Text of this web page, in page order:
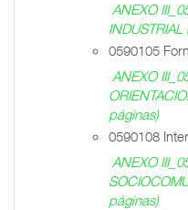
ANEXO
INDUSTRIAL
0590105
ANEXO
páginas)
0590108
ANEXO
páginas)